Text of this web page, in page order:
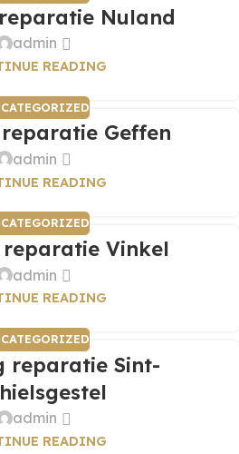
Nuland
admin
READING
Geffen
admin
READING
reparatie Vinkel
admin
READING
reparatie Sint-
admin
READING